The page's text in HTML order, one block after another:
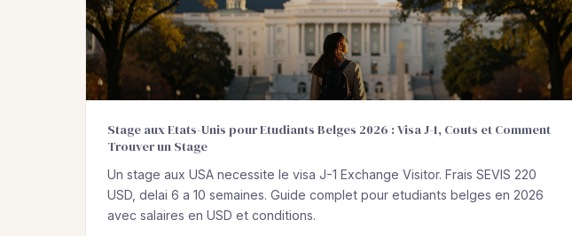
Stage aux Etats-Unis pour Etudiants Belges 2026 : Visa J-1, Couts et Comment
Trouver un Stage
Un stage aux USA necessite le visa J-1 Exchange Visitor. Frais SEVIS 220
USD, delai 6 a 10 semaines. Guide complet pour etudiants belges en 2026
avec salaires en USD et conditions.